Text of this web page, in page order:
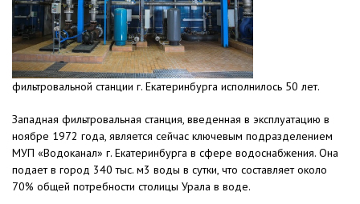
фильтровальной станции г. Екатеринбурга исполнилось 50 лет.
Западная фильтровальная станция, введенная в эксплуатацию в
ноябре 1972 года, является сейчас ключевым подразделением
МУП «Водоканал» г. Екатеринбурга в сфере водоснабжения. Она
подает в город 340 тыс. м3 воды в сутки, что составляет около
70% общей потребности столицы Урала в воде.